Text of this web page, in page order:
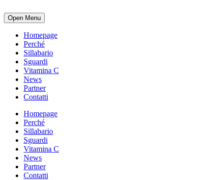
Open Menu
Homepage
Perché
Sillabario
Sguardi
Vitamina C
News
Partner
Contatti
Homepage
Perché
Sillabario
Sguardi
Vitamina C
News
Partner
Contatti